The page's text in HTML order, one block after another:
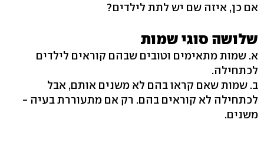
אם כן, איזה שם יש לתת לילדים?
שלושה סוגי שמות
א. שמות מתאימים וטובים שבהם קוראים לילדים
לכתחילה.
ב. שמות שאם קראו בהם לא משנים אותם, אבל
לכתחילה לא קוראים בהם. רק אם מתעוררת בעיה -
משנים.